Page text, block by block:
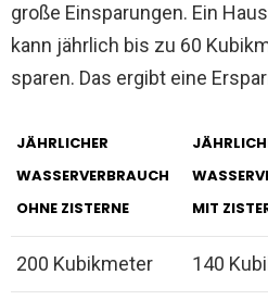
große Einsparungen. Ein
kann jährlich bis zu 60
sparen. Das ergibt eine
JÄHRLICHER
WASSERVERBRAUCH
OHNE ZISTERNE
MIT
200 Kubikmeter 140